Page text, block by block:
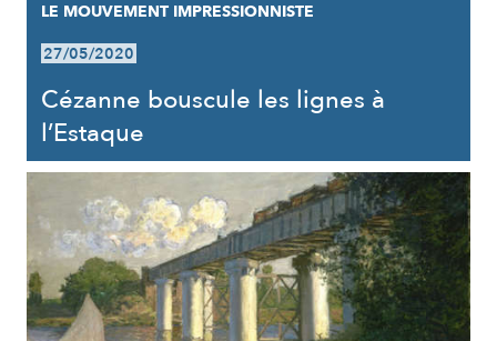
LE MOUVEMENT IMPRESSIONNISTE
27/05/2020
Cézanne bouscule les lignes à
l’Estaque